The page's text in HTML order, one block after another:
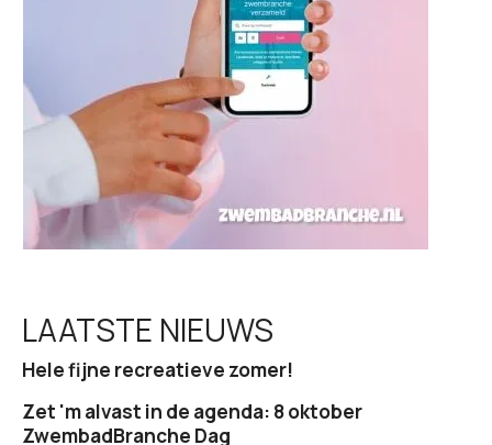
e
LAATSTE NIEUWS
Hele fijne recreatieve zomer!
Zet 'm alvast in de agenda: 8 oktober
ZwembadBranche Dag